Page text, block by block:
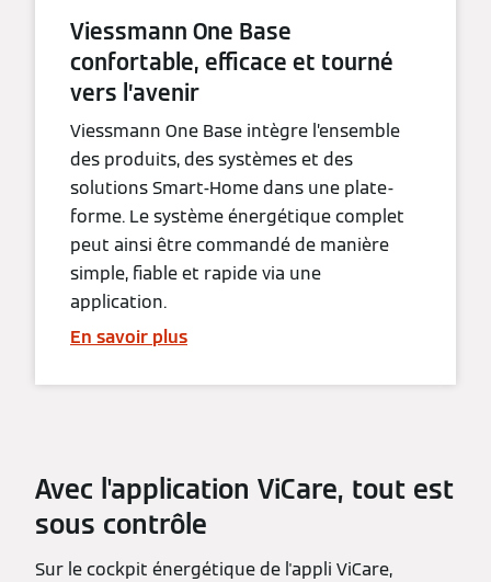
Viessmann One Base
confortable, efficace et tourné
vers l’avenir
Viessmann One Base intègre l’ensemble
des produits, des systèmes et des
solutions Smart-Home dans une plate-
forme. Le système énergétique complet
peut ainsi être commandé de manière
simple, fiable et rapide via une
application.
En savoir plus
Avec l'application ViCare, tout est
sous contrôle
Sur le cockpit énergétique de l'appli ViCare,